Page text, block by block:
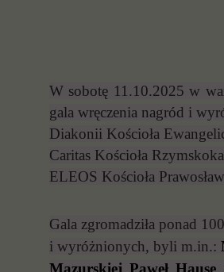
W sobotę 11.10.2025 w
gala wręczenia nagród i
Diakonii Kościoła
Caritas Kościoła
ELEOS Kościoła
Gala zgromadziła ponad
i wyróżnionych, byli m.in.:
Mazurskiej Paweł